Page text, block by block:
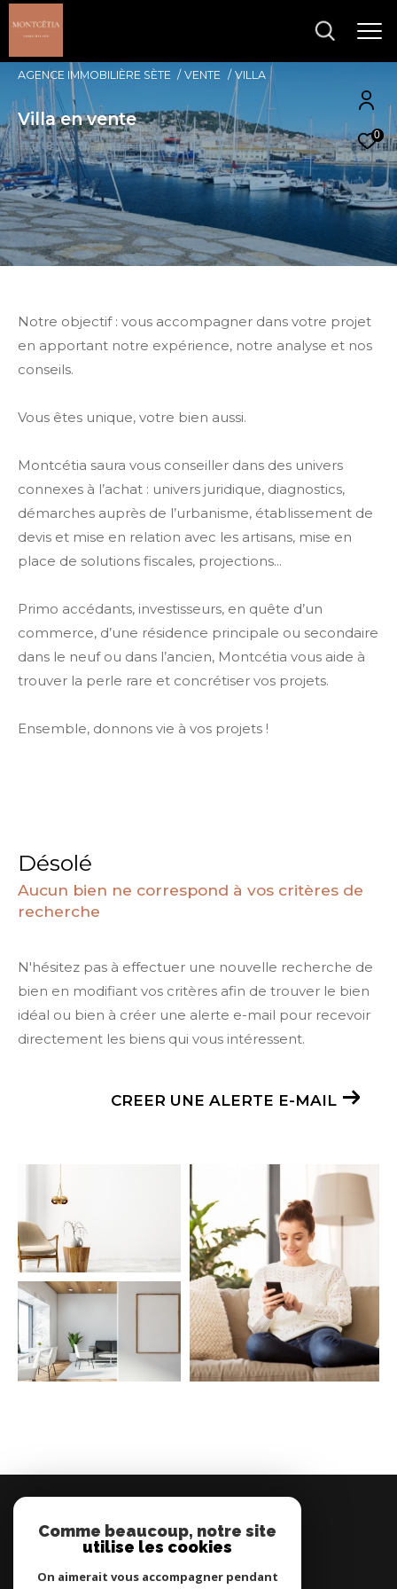
0
AGENCE IMMOBILIÈRE SÈTE VENTE VILLA
Villa en vente
Notre objectif : vous accompagner dans votre projet
en apportant notre expérience, notre analyse et nos
conseils.
Vous êtes unique, votre bien aussi.
Montcétia saura vous conseiller dans des univers
connexes à l’achat : univers juridique, diagnostics,
démarches auprès de l’urbanisme, établissement de
devis et mise en relation avec les artisans, mise en
place de solutions fiscales, projections...
Primo accédants, investisseurs, en quête d’un
commerce, d’une résidence principale ou secondaire
dans le neuf ou dans l’ancien, Montcétia vous aide à
trouver la perle rare et concrétiser vos projets.
Ensemble, donnons vie à vos projets !
Désolé
Aucun bien ne correspond à vos critères de
recherche
N'hésitez pas à effectuer une nouvelle recherche de
bien en modifiant vos critères afin de trouver le bien
idéal ou bien à créer une alerte e-mail pour recevoir
directement les biens qui vous intéressent.
CREER UNE ALERTE E-MAIL
04 67 78 04 01
contact@montcetia.com
7 Promenade Jean-Baptiste Marty
Comme beaucoup, notre site
utilise les cookies
On aimerait vous accompagner pendant